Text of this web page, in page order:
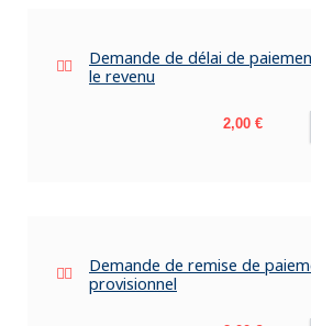
Demande de délai de
le revenu
Prix
2,00 €
Demande de remise de
provisionnel